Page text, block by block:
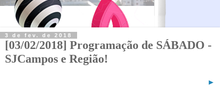
3 de fev. de 2018
[03/02/2018] Programação de SÁBADO -
SJCampos e Região!
►